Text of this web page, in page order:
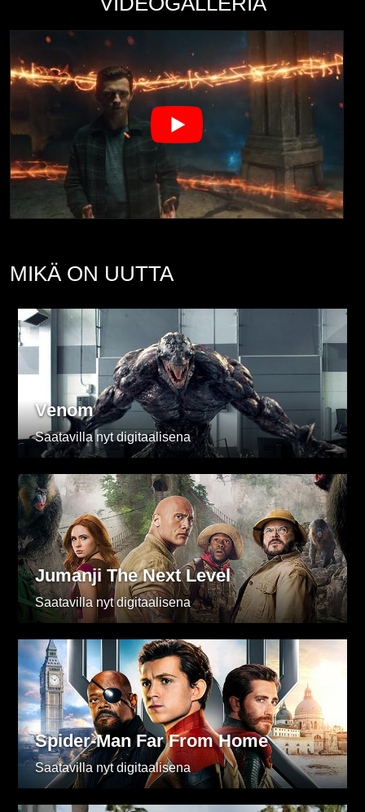
MIKÄ ON UUTTA
Venom
Saatavilla nyt digitaalisena
Jumanji The Next Level
Saatavilla nyt digitaalisena
Spider-Man Far From Home
Saatavilla nyt digitaalisena